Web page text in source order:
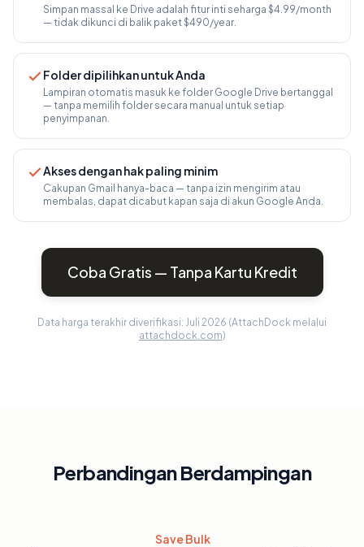
Simpan massal ke Drive adalah fitur inti seharga $4.99/month
— tidak dikunci di balik paket $490/year.
Folder dipilihkan untuk Anda
Lampiran otomatis masuk ke folder Google Drive bertanggal
— tanpa memilih folder secara manual untuk setiap
penyimpanan.
Akses dengan hak paling minim
Cakupan Gmail hanya-baca — tanpa izin mengirim atau
membalas, dapat dicabut kapan saja di akun Google Anda.
Coba Gratis — Tanpa Kartu Kredit
Data harga terakhir diverifikasi: Juli 2026 (AttachDock melalui
attachdock.com)
Perbandingan Berdampingan
Save Bulk